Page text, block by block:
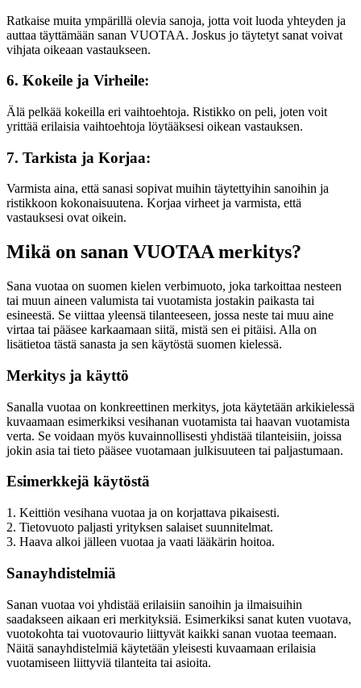
Ratkaise muita ympärillä olevia sanoja, jotta voit luoda yhteyden ja
auttaa täyttämään sanan VUOTAA. Joskus jo täytetyt sanat voivat
vihjata oikeaan vastaukseen.
6. Kokeile ja Virheile:
Älä pelkää kokeilla eri vaihtoehtoja. Ristikko on peli, joten voit
yrittää erilaisia vaihtoehtoja löytääksesi oikean vastauksen.
7. Tarkista ja Korjaa:
Varmista aina, että sanasi sopivat muihin täytettyihin sanoihin ja
ristikkoon kokonaisuutena. Korjaa virheet ja varmista, että
vastauksesi ovat oikein.
Mikä on sanan VUOTAA merkitys?
Sana vuotaa on suomen kielen verbimuoto, joka tarkoittaa nesteen
tai muun aineen valumista tai vuotamista jostakin paikasta tai
esineestä. Se viittaa yleensä tilanteeseen, jossa neste tai muu aine
virtaa tai pääsee karkaamaan siitä, mistä sen ei pitäisi. Alla on
lisätietoa tästä sanasta ja sen käytöstä suomen kielessä.
Merkitys ja käyttö
Sanalla vuotaa on konkreettinen merkitys, jota käytetään arkikielessä
kuvaamaan esimerkiksi vesihanan vuotamista tai haavan vuotamista
verta. Se voidaan myös kuvainnollisesti yhdistää tilanteisiin, joissa
jokin asia tai tieto pääsee vuotamaan julkisuuteen tai paljastumaan.
Esimerkkejä käytöstä
1. Keittiön vesihana vuotaa ja on korjattava pikaisesti.
2. Tietovuoto paljasti yrityksen salaiset suunnitelmat.
3. Haava alkoi jälleen vuotaa ja vaati lääkärin hoitoa.
Sanayhdistelmiä
Sanan vuotaa voi yhdistää erilaisiin sanoihin ja ilmaisuihin
saadakseen aikaan eri merkityksiä. Esimerkiksi sanat kuten vuotava,
vuotokohta tai vuotovaurio liittyvät kaikki sanan vuotaa teemaan.
Näitä sanayhdistelmiä käytetään yleisesti kuvaamaan erilaisia
vuotamiseen liittyviä tilanteita tai asioita.